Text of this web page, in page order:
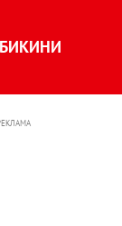
БИКИНИ